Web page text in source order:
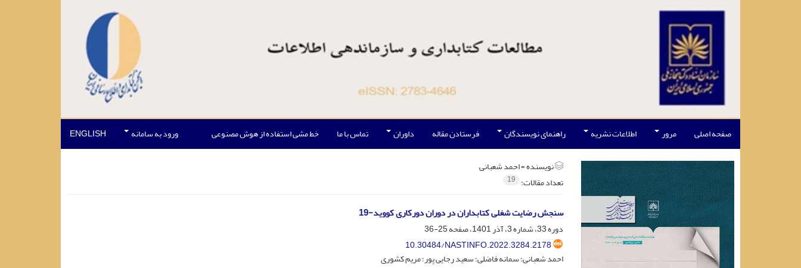
صفحه اصلی مرور اطلاعات نشریه راهنمای نویسندگان فرستادن مقاله داوران تماس با ما خط مشی استفاده از هوش مصنوعی ورود به سامانه ENGLISH
نویسنده =احمد شعبانی
تعداد مقالات: 19
سنجش رضایت شغلی کتابداران در دوران دورکاری کووید-19
دوره 33، شماره 3، آذر 1401، صفحه
25-36
10.30484/NASTINFO.2022.3284.2178
احمد شعبانی؛ سمانه فاضلی؛ سعید رجایی پور؛ مریم کشوری